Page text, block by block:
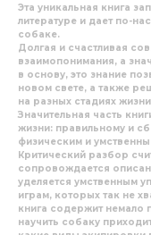
Эта уникальная книга
литературе и дает по-
собаке.
Долгая и счастливая
взаимопонимания, а
в основу, это знание
новом свете, а также
на разных стадиях
Значительная часть
жизни: правильному и
физическим и
Критический разбор
сопровождается
уделяется умственным
играм, которых так не
книга содержит немало
научить собаку